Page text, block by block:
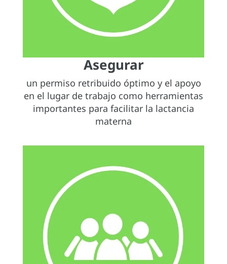
Asegurar
un permiso retribuido óptimo y el apoyo
en el lugar de trabajo como herramientas
importantes para facilitar la lactancia
materna